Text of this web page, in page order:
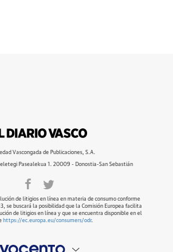
Vascongada de Publicaciones, S.A.
Pasealekua 1. 20009 - Donostia-San Sebastián
de litigios en línea en materia de consumo conforme
se buscará la posibilidad que la Comisión Europea facilita
de litigios en línea y que se encuentra disponible en el
https://ec.europa.eu/consumers/odr.